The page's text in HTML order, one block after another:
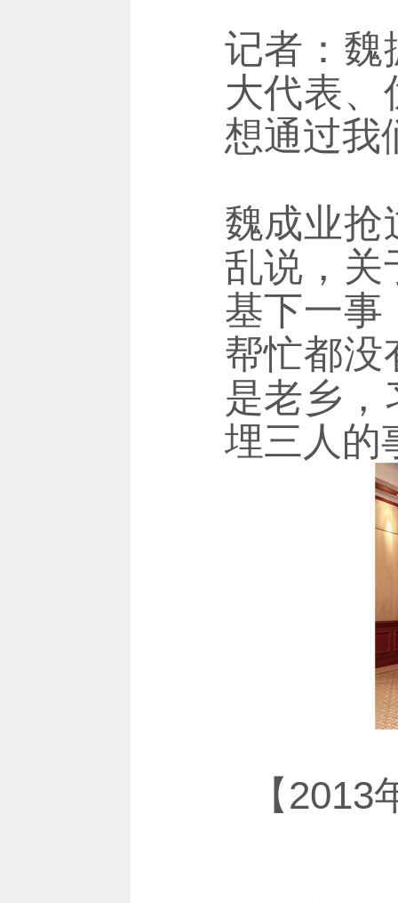
记者：魏
大代表、
想通过我
魏成业抢
乱说，关
基下一事
帮忙都没
是老乡，
埋三人的
【